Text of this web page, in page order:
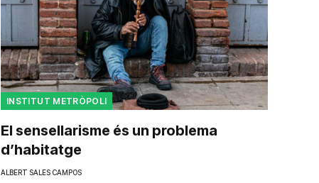
INSTITUT METRÒPOLI
El sensellarisme és un problema
d’habitatge
ALBERT SALES CAMPOS